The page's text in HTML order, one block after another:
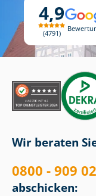
4,9
4791
Wir beraten
0800 - 909
abschicken: